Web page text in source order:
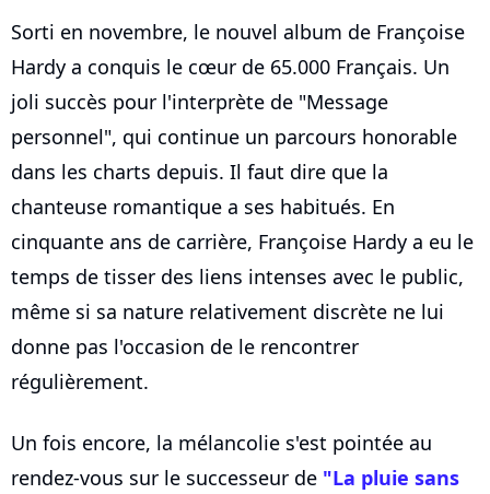
Sorti en novembre, le nouvel album de Françoise
Hardy a conquis le cœur de 65.000 Français. Un
joli succès pour l'interprète de "Message
personnel", qui continue un parcours honorable
dans les charts depuis. Il faut dire que la
chanteuse romantique a ses habitués. En
cinquante ans de carrière, Françoise Hardy a eu le
temps de tisser des liens intenses avec le public,
même si sa nature relativement discrète ne lui
donne pas l'occasion de le rencontrer
régulièrement.
Un fois encore, la mélancolie s'est pointée au
rendez-vous sur le successeur de "La pluie sans